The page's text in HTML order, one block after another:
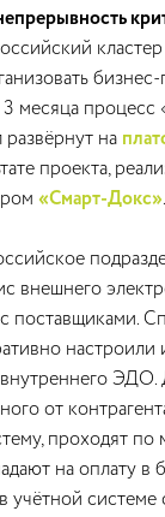
месяца процесс
на
проекта,
«Смарт-Докс».
внешнего
поставщиками.
настроили
ЭДО.
от
проходят по
на оплату в
учётной системе